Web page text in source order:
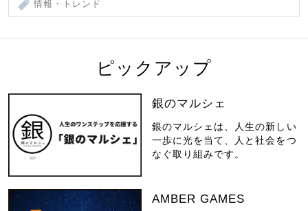
情報・トレンド
ピックアップ
銀のマルシェ
銀のマルシェは、人生の新しい
一歩に光を当て、人と社会をつ
なぐ取り組みです。
AMBER GAMES